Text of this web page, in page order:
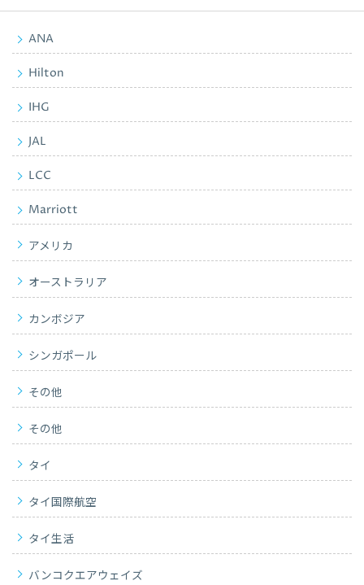
ANA
Hilton
IHG
JAL
LCC
Marriott
アメリカ
オーストラリア
カンボジア
シンガポール
その他
その他
タイ
タイ国際航空
タイ生活
バンコクエアウェイズ